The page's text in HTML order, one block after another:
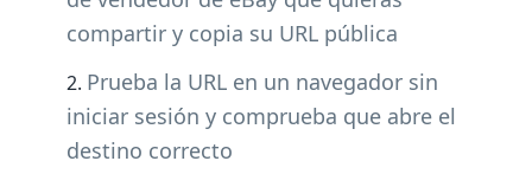
compartir y copia su URL pública
Prueba la URL en un navegador sin
iniciar sesión y comprueba que abre el
destino correcto